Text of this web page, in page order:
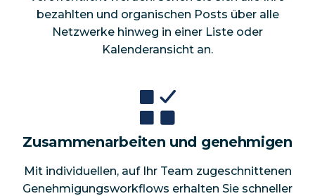
bezahlten und organischen Posts über alle
Netzwerke hinweg in einer Liste oder
Kalenderansicht an.
Zusammenarbeiten und genehmigen
Mit individuellen, auf Ihr Team zugeschnittenen
Genehmigungsworkflows erhalten Sie schneller